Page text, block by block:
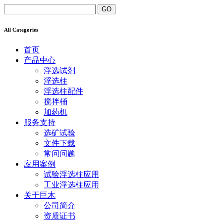
All Categories
首页
产品中心
浮选试剂
浮选柱
浮选柱配件
搅拌桶
加药机
服务支持
选矿试验
文件下载
常问问题
应用案例
试验浮选柱应用
工业浮选柱应用
关于巨木
公司简介
资质证书